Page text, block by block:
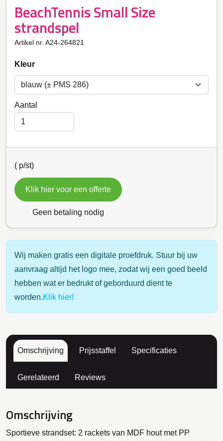
BeachTennis Small Size
strandspel
Artikel nr. A24-264821
Kleur
Aantal
( p/st)
Klik hier voor een offerte
Geen betaling nodig
Wij maken gratis een digitale proefdruk. Stuur bij uw
aanvraag altijd het logo mee, zodat wij een goed beeld
hebben wat er bedrukt of geborduurd dient te
worden.Klik hier!
Omschrijving Prijsstaffel Specificaties
Gerelateerd Reviews
Omschrijving
Sportieve strandset: 2 rackets van MDF hout met PP